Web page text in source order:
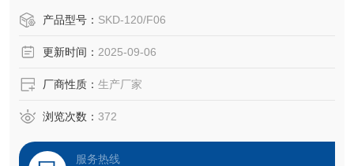
号。产品型号： SKD-120/F06
更新时间： 2025-09-06
厂商性质： 生产厂家
浏览次数： 372
服务热线